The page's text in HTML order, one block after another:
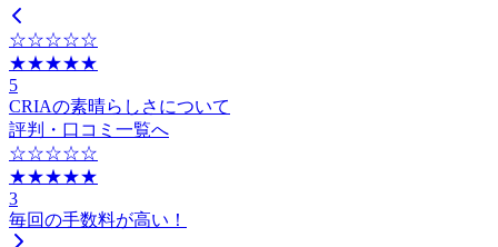
☆☆☆☆☆
★★★★★
5
CRIAの素晴らしさについて
評判・口コミ一覧へ
☆☆☆☆☆
★★★★★
3
毎回の手数料が高い！